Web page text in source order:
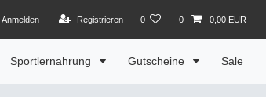
Anmelden Registrieren 0 0 0,00 EUR
Sportlernahrung Gutscheine Sale